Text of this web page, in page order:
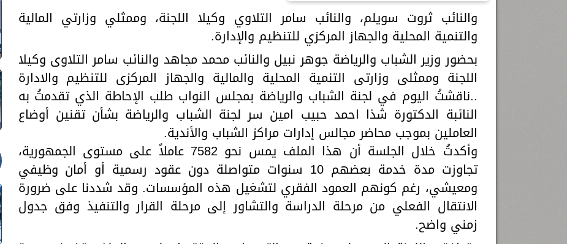
والنائب ثروت سويلم، والنائب سامر التلاوي وكيلا اللجنة، وممثلي وزارتي المالية
والتنمية المحلية والجهاز المركزي للتنظيم والإدارة.
بحضور وزير الشباب والرياضة جوهر نبيل والنائب محمد مجاهد والنائب سامر التلاوى وكيلا
اللجنة وممثلى وزارتى التنمية المحلية والمالية والجهاز المركزى للتنظيم والادارة
..ناقشتُ اليوم في لجنة الشباب والرياضة بمجلس النواب طلب الإحاطة الذي تقدمتُ به
النائبة الدكتورة شذا احمد حبيب امين سر لجنة الشباب والرياضة بشأن تقنين أوضاع
العاملين بموجب محاضر مجالس إدارات مراكز الشباب والأندية.
وأكدتُ خلال الجلسة أن هذا الملف يمس نحو 7582 عاملاً على مستوى الجمهورية،
تجاوزت مدة خدمة بعضهم 10 سنوات متواصلة دون عقود رسمية أو أمان وظيفي
ومعيشي، رغم كونهم العمود الفقري لتشغيل هذه المؤسسات. وقد شددنا على ضرورة
الانتقال الفعلي من مرحلة الدراسة والتشاور إلى مرحلة القرار والتنفيذ وفق جدول
زمني واضح.